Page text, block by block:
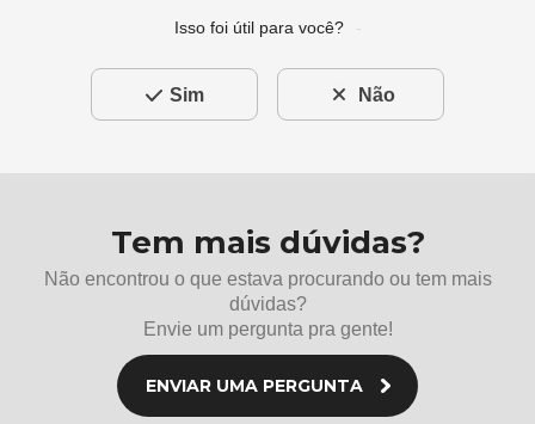
Isso foi útil para você?
Sim Não
Tem mais dúvidas?
Não encontrou o que estava procurando ou tem mais
dúvidas?
Envie um pergunta pra gente!
ENVIAR UMA PERGUNTA